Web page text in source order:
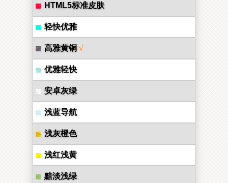
HTML5标准皮肤
轻快优雅
高雅黄铜 √
优雅轻快
安卓灰绿
浅蓝导航
浅灰橙色
浅红浅黄
黯淡浅绿